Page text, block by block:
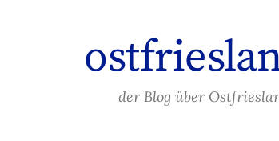
der Blog über